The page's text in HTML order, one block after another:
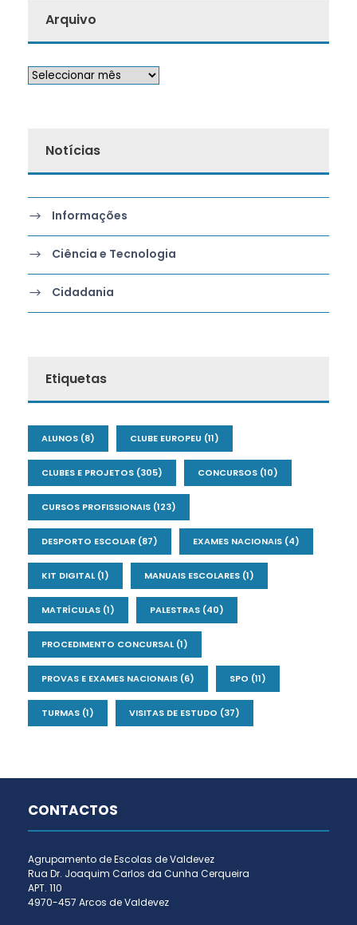
Arquivo
Notícias
Informações
Ciência e Tecnologia
Cidadania
Etiquetas
ALUNOS (8) CLUBE EUROPEU (11)
CLUBES E PROJETOS (305) CONCURSOS (10)
CURSOS PROFISSIONAIS (123)
DESPORTO ESCOLAR (87) EXAMES NACIONAIS (4)
KIT DIGITAL(1) MANUAIS ESCOLARES (1)
MATRÍCULAS (1) PALESTRAS (40)
PROCEDIMENTO CONCURSAL(1)
PROVAS E EXAMES NACIONAIS (6) SPO (11)
TURMAS (1) VISITAS DE ESTUDO (37)
CONTACTOS
Agrupamento de Escolas de Valdevez
Rua Dr. Joaquim Carlos da Cunha Cerqueira
APT. 110
4970-457 Arcos de Valdevez